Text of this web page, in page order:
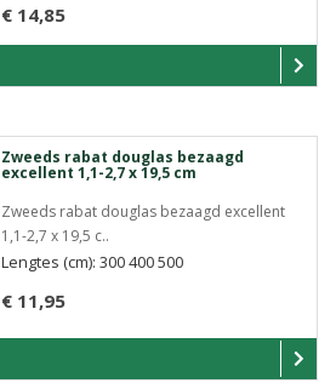
€ 14,85
Zweeds rabat douglas bezaagd
excellent 1,1-2,7 x 19,5 cm
Zweeds rabat douglas bezaagd excellent
1,1-2,7 x 19,5 c..
€ 11,95
Lengtes (cm): 300 400 500